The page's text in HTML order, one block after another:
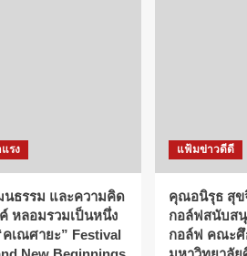
รง
ธรรม และความคิด
หลอมรวมเป็นหนึ่ง
คเณศายะ” Festival
แฟ้มข่าวดีดี
คุณอนิรุธ สุ
กอล์ฟสนับส
กอล์ฟ คณะศึ